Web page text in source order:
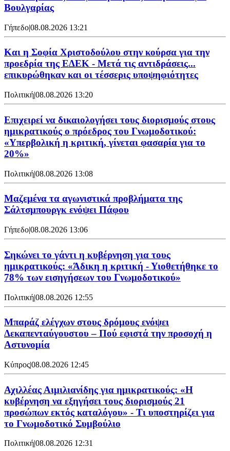
Βουλγαρίας
Γήπεδο|08.08.2026 13:21
Και η Σοφία Χριστοδούλου στην κούρσα για την
προεδρία της ΕΔΕΚ - Μετά τις αντιδράσεις...
επικυρώθηκαν και οι τέσσερις υποψηφιότητες
Πολιτική|08.08.2026 13:20
Επιχειρεί να δικαιολογήσει τους διορισμούς στους
ημικρατικούς ο πρόεδρος του Γνωμοδοτικού:
«Υπερβολική η κριτική, γίνεται φασαρία για το
20%»
Πολιτική|08.08.2026 13:08
Μαζεμένα τα αγωνιστικά προβλήματα της
Σάλτσμπουργκ ενόψει Πάφου
Γήπεδο|08.08.2026 13:06
Σηκώνει το γάντι η κυβέρνηση για τους
ημικρατικούς: «Άδικη η κριτική - Υιοθετήθηκε το
78% των εισηγήσεων του Γνωμοδοτικού»
Πολιτική|08.08.2026 12:55
Μπαράζ ελέγχων στους δρόμους ενόψει
Δεκαπενταύγουστου – Πού εφιστά την προσοχή η
Αστυνομία
Κύπρος|08.08.2026 12:45
Αχιλλέας Αιμιλιανίδης για ημικρατικούς: «Η
κυβέρνηση να εξηγήσει τους διορισμούς 21
προσώπων εκτός καταλόγου» - Τι υποστηρίζει για
το Γνωμοδοτικό Συμβούλιο
Πολιτική|08.08.2026 12:31